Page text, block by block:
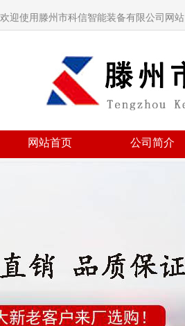
欢迎使用滕州市科信智能装备有限公司网站
网站首页 公司简介